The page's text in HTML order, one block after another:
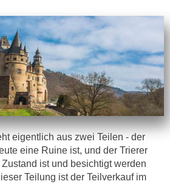
eigentlich aus zwei Teilen - der
eine Ruine ist, und der Trierer
ist und besichtigt werden
Teilung ist der Teilverkauf im